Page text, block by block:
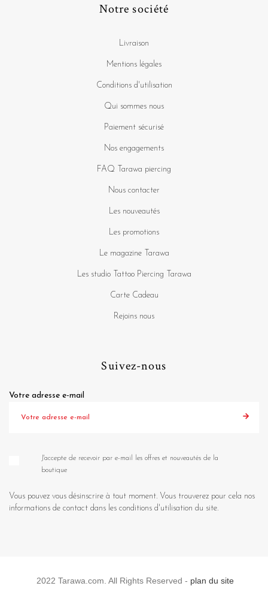
Notre société
Livraison
Mentions légales
Conditions d'utilisation
Qui sommes nous
Paiement sécurisé
Nos engagements
FAQ Tarawa piercing
Nous contacter
Les nouveautés
Les promotions
Le magazine Tarawa
Les studio Tattoo Piercing Tarawa
Carte Cadeau
Rejoins nous
Suivez-nous
Votre adresse e-mail
J'accepte de recevoir par e-mail les offres et nouveautés de la
boutique
Vous pouvez vous désinscrire à tout moment. Vous trouverez pour cela nos
informations de contact dans les conditions d'utilisation du site.
2022 Tarawa.com. All Rights Reserved - plan du site